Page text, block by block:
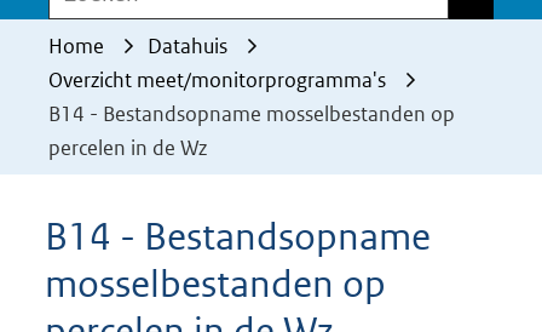
geweigerd.
Home
Datahuis
Overzicht meet/monitorprogramma's
B14 - Bestandsopname mosselbestanden op
percelen in de Wz
B14 - Bestandsopname
mosselbestanden op